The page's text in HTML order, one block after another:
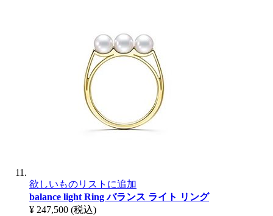
欲しいものリストに追加
balance light Ringバランス ライト リング
¥ 247,500 (税込)